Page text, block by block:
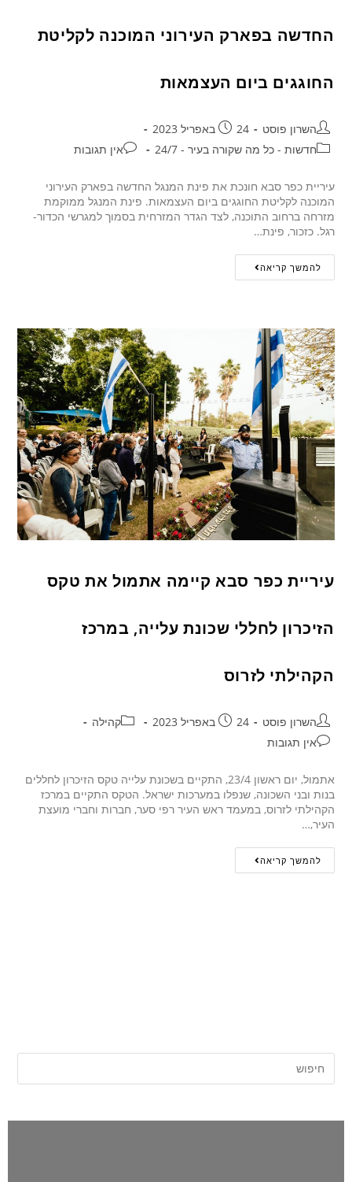
החדשה בפארק העירוני המוכנה לקליטת
החוגגים ביום העצמאות
השרון פוסט
24 באפריל 2023
חדשות - כל מה שקורה בעיר - 24/7
אין תגובות
עיריית כפר סבא חונכת את פינת המנגל החדשה בפארק העירוני
המוכנה לקליטת החוגגים ביום העצמאות. פינת המנגל ממוקמת
מזרחה ברחוב התוכנה, לצד הגדר המזרחית בסמוך למגרשי הכדור-
רגל. כזכור, פינת…
להמשך קריאה
עיריית כפר סבא קיימה אתמול את טקס
הזיכרון לחללי שכונת עלייה, במרכז
הקהילתי לזרוס
השרון פוסט 24 באפריל 2023
קהילה
אין תגובות
אתמול, יום ראשון 23/4, התקיים בשכונת עלייה טקס הזיכרון לחללים
בנות ובני השכונה, שנפלו במערכות ישראל. הטקס התקיים במרכז
הקהילתי לזרוס, במעמד ראש העיר רפי סער, חברות וחברי מועצת
העיר,…
להמשך קריאה